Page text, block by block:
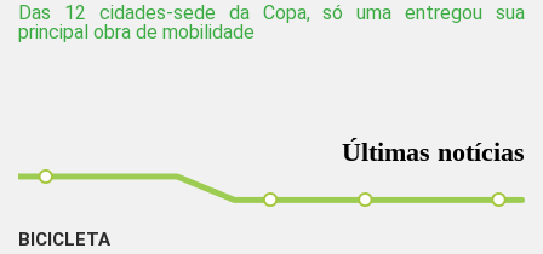
Das 12 cidades-sede da Copa, só uma entregou sua
principal obra de mobilidade
Últimas notícias
BICICLETA